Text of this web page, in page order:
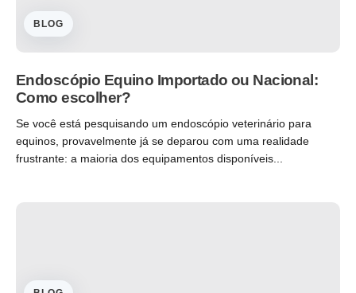
BLOG
Endoscópio Equino Importado ou Nacional:
Como escolher?
Se você está pesquisando um endoscópio veterinário para
equinos, provavelmente já se deparou com uma realidade
frustrante: a maioria dos equipamentos disponíveis...